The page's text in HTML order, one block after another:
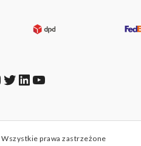
Twitter
LinkedIn
YouTube
prawa zastrzeżone